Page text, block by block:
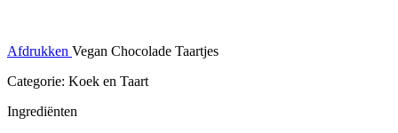
Afdrukken Vegan Chocolade Taartjes
Categorie: Koek en Taart
Ingrediënten